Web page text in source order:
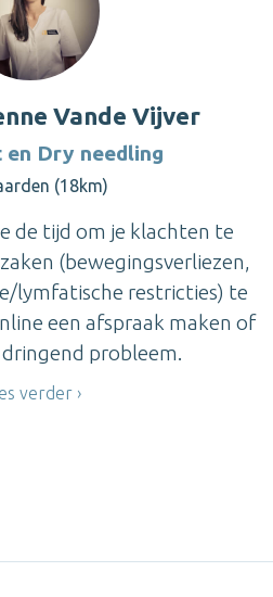
Vande Vijver
en Dry needling
(18km)
de tijd om je klachten te
(bewegingsverliezen,
lymfatische restricties) te
een afspraak maken of
probleem.
verder